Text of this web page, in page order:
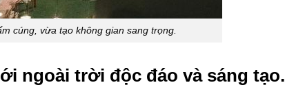
cúng, vừa tạo không gian sang trọng.
ngoài trời độc đáo và sáng tạo.